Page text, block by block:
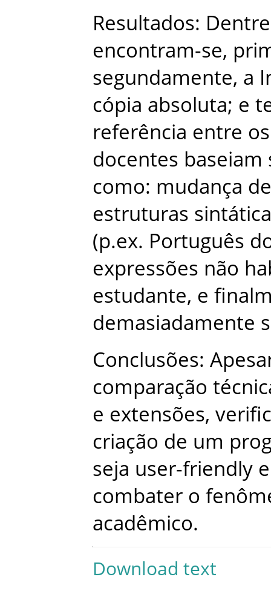
Resultados: Dentre
encontram-se,
segundamente, a
cópia absoluta; e
referência entre os
docentes baseiam
como: mudança de
estruturas
(p.ex. Português
expressões não
estudante, e
demasiadamente
Conclusões:
comparação
e extensões,
criação de um
seja user-friendly e
combater o
acadêmico.
Download text